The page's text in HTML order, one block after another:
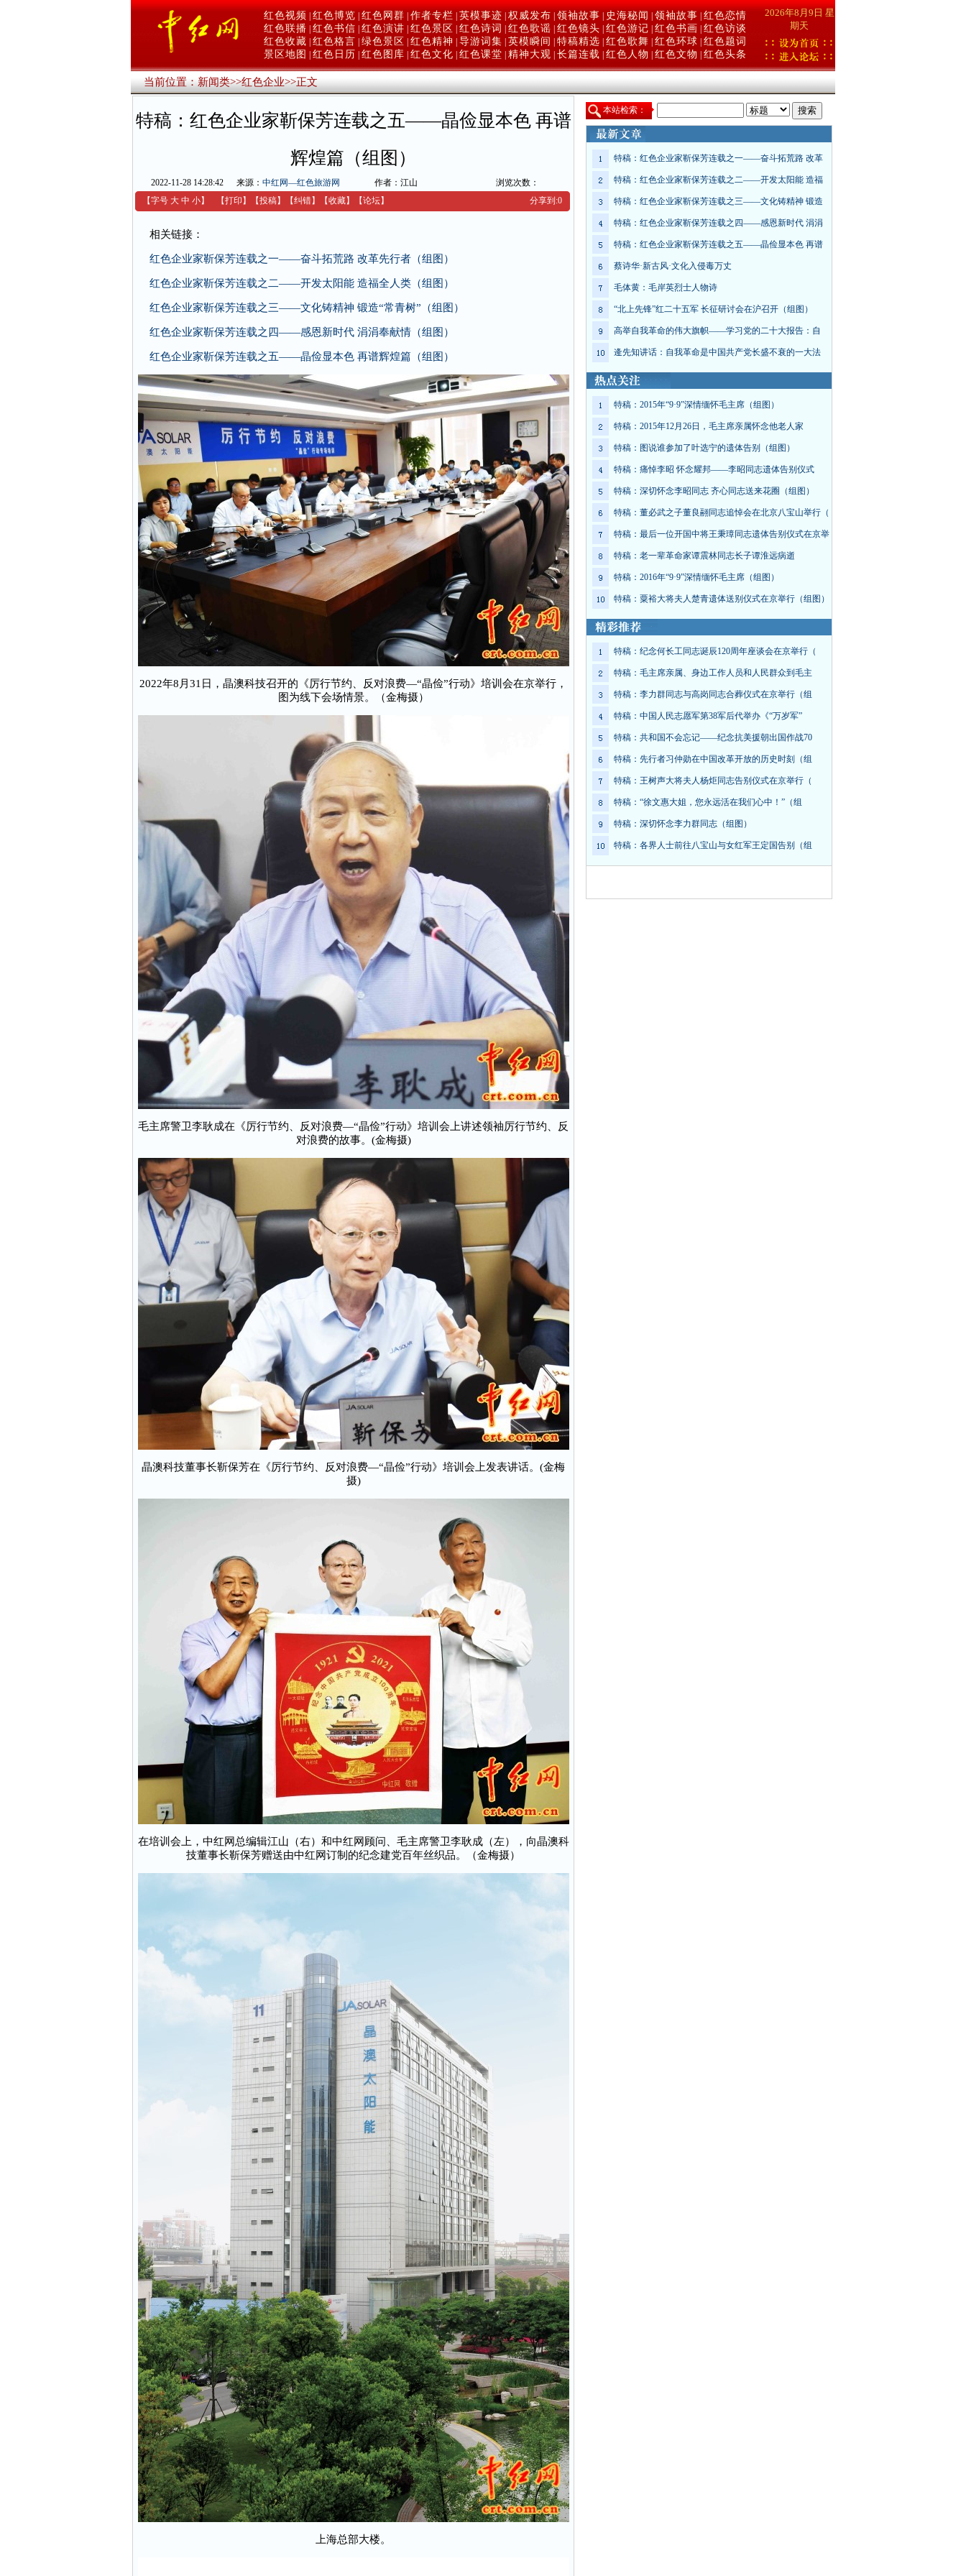
红色视频 红色博览 红色网群 作者专栏 英模事迹 权威发布 领袖故事 史海秘闻 领袖故事 红色恋情
红色联播 红色书信 红色演讲 红色景区 红色诗词 红色歌谣 红色镜头 红色游记 红色书画
红色访谈
红色收藏 红色格言 绿色景区 红色精神 导游词集 英模瞬间 特稿精选 红色歌舞 红色环球 红色题词
景区地图
红色日历 红色图库 红色文化 红色课堂 精神大观 长篇连载 红色人物 红色文物 红色头条
2026年8月9日 星
期天
当前位置：新闻类>>红色企业>>正文
特稿：红色企业家靳保芳连载之五——晶俭显本色 再谱
辉煌篇（组图）
2022-11-28 14:28:42 来源： 中红网—红色旅游网 作者：江山
浏览次数：
【字号 大 中 小】 【打印 】 【投稿】 【纠错】 【收藏】 【论坛】 分享到:0
相关链接：
红色企业家靳保芳连载之一——奋斗拓荒路 改革先行者（组图）
红色企业家靳保芳连载之二——开发太阳能 造福全人类（组图）
红色企业家靳保芳连载之三——文化铸精神 锻造“常青树”（组图）
红色企业家靳保芳连载之四——感恩新时代 涓涓奉献情（组图）
红色企业家靳保芳连载之五——晶俭显本色 再谱辉煌篇（组图）
2022年8月31日，晶澳科技召开的《厉行节约、反对浪费—“晶俭”行动》培训会在京举行，
图为线下会场情景。（金梅摄）
毛主席警卫李耿成在《厉行节约、反对浪费—“晶俭”行动》培训会上讲述领袖厉行节约、反
对浪费的故事。(金梅摄)
晶澳科技董事长靳保芳在《厉行节约、反对浪费—“晶俭”行动》培训会上发表讲话。(金梅
摄)
在培训会上，中红网总编辑江山（右）和中红网顾问、毛主席警卫李耿成（左），向晶澳科
技董事长靳保芳赠送由中红网订制的纪念建党百年丝织品。（金梅摄）
上海总部大楼。
本站检索：
特稿：红色企业家靳保芳连载之一——奋斗拓荒路 改革
特稿：红色企业家靳保芳连载之二——开发太阳能 造福
特稿：红色企业家靳保芳连载之三——文化铸精神 锻造
特稿：红色企业家靳保芳连载之四——感恩新时代 涓涓
特稿：红色企业家靳保芳连载之五——晶俭显本色 再谱
蔡诗华·新古风·文化入侵毒万丈
毛体黄：毛岸英烈士人物诗
“北上先锋”红二十五军 长征研讨会在沪召开（组图）
高举自我革命的伟大旗帜——学习党的二十大报告：自
逄先知讲话：自我革命是中国共产党长盛不衰的一大法
特稿：2015年“9·9”深情缅怀毛主席（组图）
特稿：2015年12月26日，毛主席亲属怀念他老人家
特稿：图说谁参加了叶选宁的遗体告别（组图）
特稿：痛悼李昭 怀念耀邦——李昭同志遗体告别仪式
特稿：深切怀念李昭同志 齐心同志送来花圈（组图）
特稿：董必武之子董良翮同志追悼会在北京八宝山举行（
特稿：最后一位开国中将王秉璋同志遗体告别仪式在京举
特稿：老一辈革命家谭震林同志长子谭淮远病逝
特稿：2016年“9·9”深情缅怀毛主席（组图）
特稿：粟裕大将夫人楚青遗体送别仪式在京举行（组图）
特稿：纪念何长工同志诞辰120周年座谈会在京举行（
特稿：毛主席亲属、身边工作人员和人民群众到毛主
特稿：李力群同志与高岗同志合葬仪式在京举行（组
特稿：中国人民志愿军第38军后代举办《“万岁军”
特稿：共和国不会忘记——纪念抗美援朝出国作战70
特稿：先行者习仲勋在中国改革开放的历史时刻（组
特稿：王树声大将夫人杨炬同志告别仪式在京举行（
特稿：“徐文惠大姐，您永远活在我们心中！”（组
特稿：深切怀念李力群同志（组图）
特稿：各界人士前往八宝山与女红军王定国告别（组